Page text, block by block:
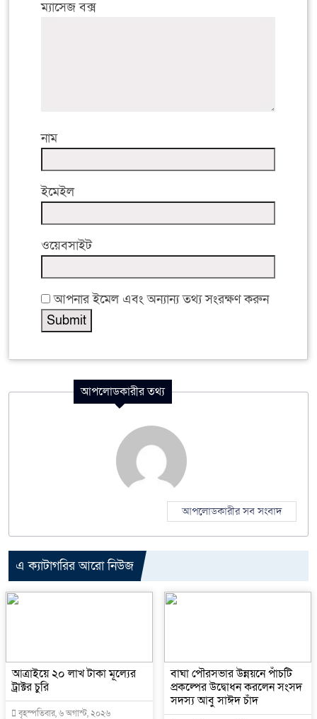
ম্যাসেজ বক্স
নাম
ইমেইল
ওয়েবসাইট
আপনার ইমেল এবং অন্যান্য তথ্য সংরক্ষণ করুন
আপলোডকারীর তথ্য
আপলোডকারীর সব সংবাদ
এ ক্যাটাগরির আরো নিউজ
আত্রাইয়ে ২০ লাখ টাকা মূল্যের
ট্রাক্টর চুরি
বৃহস্পতিবার, ৬ অগাস্ট, ২০২৬
বাঘা পৌরসভার উন্নয়নে পাঁচটি
প্রকল্পের উদ্বোধন করলেন সংসদ
সদস্য আবু সাঈদ চাঁদ